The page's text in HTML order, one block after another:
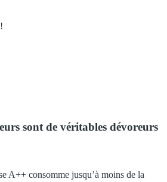
sont de véritables dévoreurs
A++ consomme jusqu’à moins de la